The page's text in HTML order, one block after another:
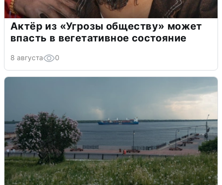
Актёр из «Угрозы обществу» может
впасть в вегетативное состояние
8 августа 0